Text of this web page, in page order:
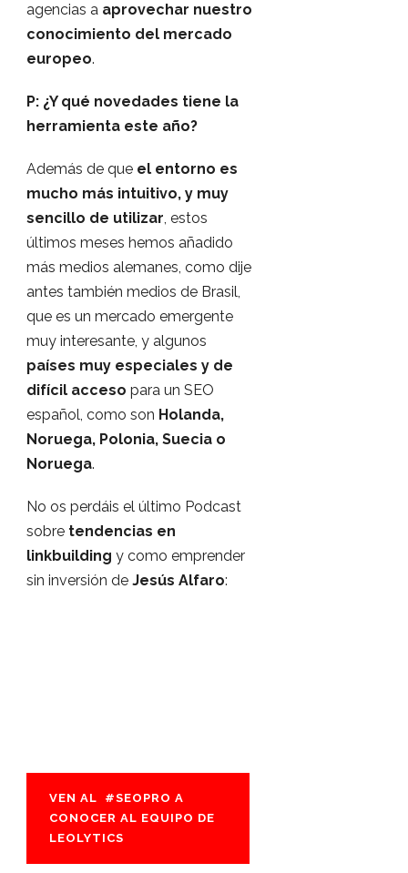
agencias a aprovechar nuestro
conocimiento del mercado
europeo.
P: ¿Y qué novedades tiene la
herramienta este año?
Además de que el entorno es
mucho más intuitivo, y muy
sencillo de utilizar, estos
últimos meses hemos añadido
más medios alemanes, como dije
antes también medios de Brasil,
que es un mercado emergente
muy interesante, y algunos
países muy especiales y de
difícil acceso para un SEO
español, como son Holanda,
Noruega, Polonia, Suecia o
Noruega.
No os perdáis el último Podcast
sobre tendencias en
linkbuilding y como emprender
sin inversión de Jesús Alfaro:
VEN AL #SEOPRO A
CONOCER AL EQUIPO DE
LEOLYTICS